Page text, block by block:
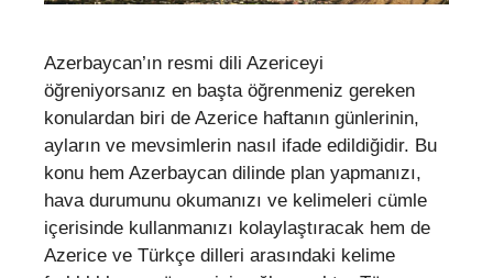
Azerbaycan’ın resmi dili Azericeyi
öğreniyorsanız en başta öğrenmeniz gereken
konulardan biri de Azerice haftanın günlerinin,
ayların ve mevsimlerin nasıl ifade edildiğidir. Bu
konu hem Azerbaycan dilinde plan yapmanızı,
hava durumunu okumanızı ve kelimeleri cümle
içerisinde kullanmanızı kolaylaştıracak hem de
Azerice ve Türkçe dilleri arasındaki kelime